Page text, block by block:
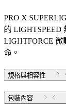
PRO X
的 LIGHTSPEED
LIGHTFORCE 微
命。
規格與相容性
包裝內容